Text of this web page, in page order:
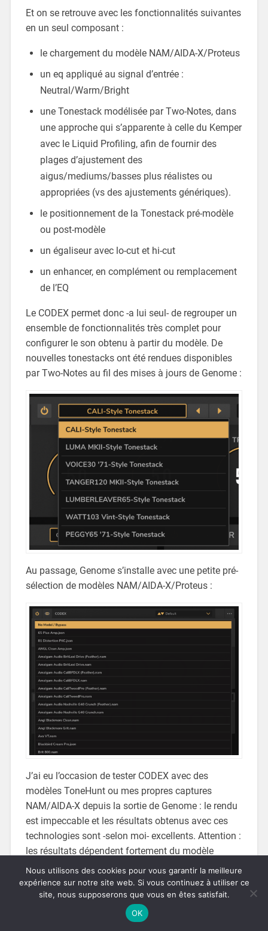
Et on se retrouve avec les fonctionnalités suivantes
en un seul composant :
le chargement du modèle NAM/AIDA-X/Proteus
un eq appliqué au signal d’entrée :
Neutral/Warm/Bright
une Tonestack modélisée par Two-Notes, dans
une approche qui s’apparente à celle du Kemper
avec le Liquid Profiling, afin de fournir des
plages d’ajustement des
aigus/mediums/basses plus réalistes ou
appropriées (vs des ajustements génériques).
le positionnement de la Tonestack pré-modèle
ou post-modèle
un égaliseur avec lo-cut et hi-cut
un enhancer, en complément ou remplacement
de l’EQ
Le CODEX permet donc -a lui seul- de regrouper un
ensemble de fonctionnalités très complet pour
configurer le son obtenu à partir du modèle. De
nouvelles tonestacks ont été rendues disponibles
par Two-Notes au fil des mises à jours de Genome :
Au passage, Genome s’installe avec une petite pré-
sélection de modèles NAM/AIDA-X/Proteus :
J’ai eu l’occasion de tester CODEX avec des
modèles ToneHunt ou mes propres captures
NAM/AIDA-X depuis la sortie de Genome : le rendu
est impeccable et les résultats obtenus avec ces
technologies sont -selon moi- excellents. Attention :
les résultats dépendent fortement du modèle
utilisé, de sa qualité intrinsèque (capture réalisée
correctement) et de son adéquation par rapport à
vos attentes et votre contexte (clean, crunch, high-
gain, vos micros de guitares, etc…)…
Notez que le nombre et la qualité des modèles pour
Nous utilisons des cookies pour vous garantir la meilleure
expérience sur notre site web. Si vous continuez à utiliser ce
site, nous supposerons que vous en êtes satisfait.
OK